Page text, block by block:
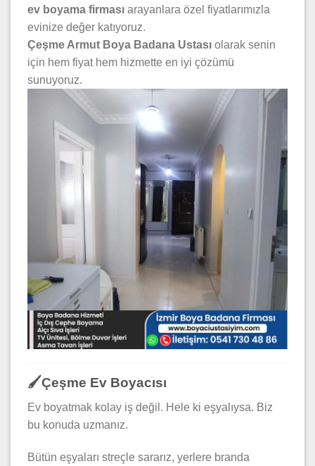
ev boyama firması arayanlara özel fiyatlarımızla
evinize değer katıyoruz.
Çeşme Armut Boya Badana Ustası olarak senin
için hem fiyat hem hizmette en iyi çözümü
sunuyoruz.
🖌️Çeşme Ev Boyacısı
Ev boyatmak kolay iş değil. Hele ki eşyalıysa. Biz
bu konuda uzmanız.
Bütün eşyaları streçle sararız, yerlere branda